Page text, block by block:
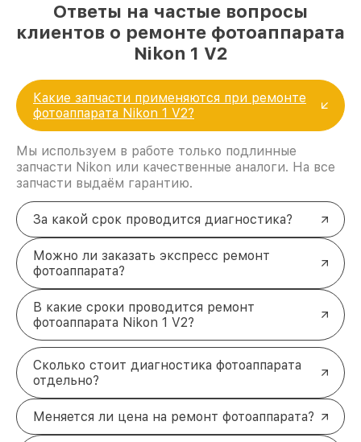
Ответы на частые вопросы
клиентов о ремонте фотоаппарата
Nikon 1 V2
Какие запчасти применяются при ремонте
фотоаппарата Nikon 1 V2?
Мы используем в работе только подлинные
запчасти Nikon или качественные аналоги. На все
запчасти выдаём гарантию.
За какой срок проводится диагностика?
Можно ли заказать экспресс ремонт
фотоаппарата?
В какие сроки проводится ремонт
фотоаппарата Nikon 1 V2?
Сколько стоит диагностика фотоаппарата
отдельно?
Меняется ли цена на ремонт фотоаппарата?